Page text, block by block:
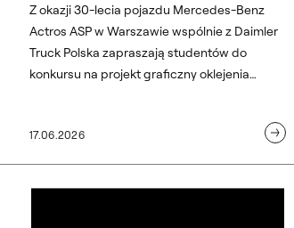
Z okazji 30-lecia pojazdu Mercedes-Benz
Actros ASP w Warszawie wspólnie z Daimler
Truck Polska zapraszają studentów do
konkursu na projekt graficzny oklejenia
czerwca.
17.06.2026
sukces